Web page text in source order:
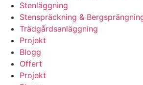
Stenläggning
Stenspräckning &
Trädgårdsanläggning
Projekt
Blogg
Offert
Projekt